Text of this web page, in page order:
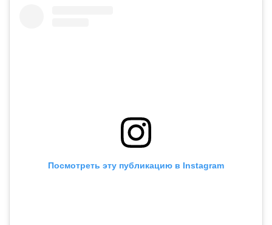
Посмотреть эту публикацию в Instagram